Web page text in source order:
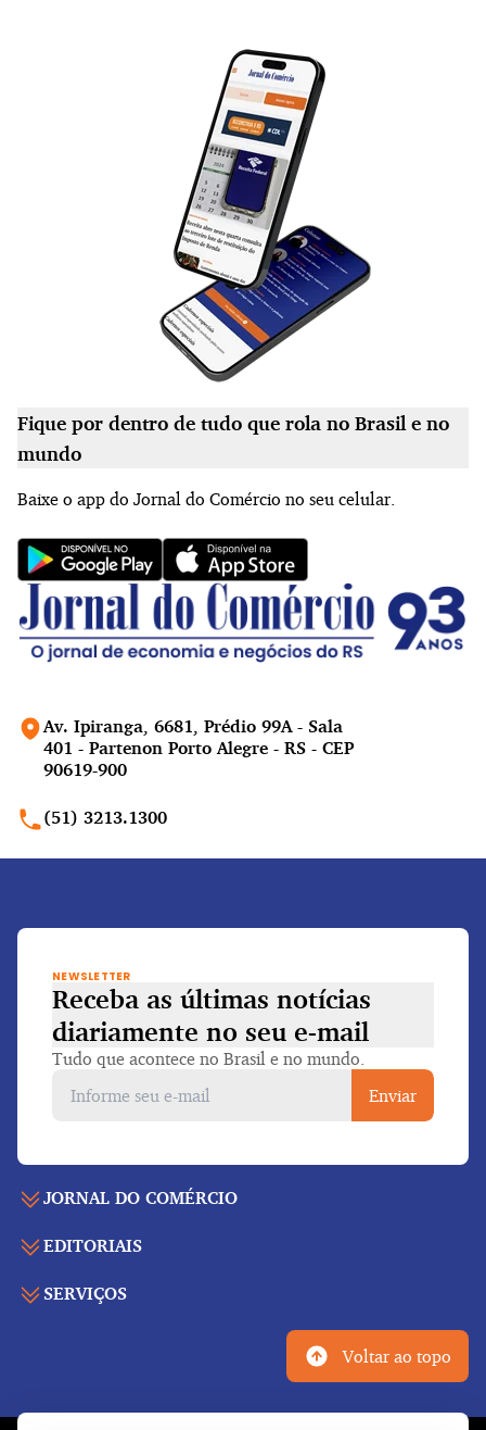
Av. Ipiranga, 6681, Prédio 99A - Sala
401 - Partenon Porto Alegre - RS - CEP
90619-900
(51) 3213.1300
Fique por dentro de tudo que rola no Brasil e no
mundo
Baixe o app do Jornal do Comércio no seu celular.
Voltar ao topo
JORNAL DO COMÉRCIO
Capa
Publicidade legal
EDITORIAIS
Economia
SERVIÇOS
Galeria de vídeos
NEWSLETTER
Receba as últimas notícias
diariamente no seu e-mail
Tudo que acontece no Brasil e no mundo.
Enviar